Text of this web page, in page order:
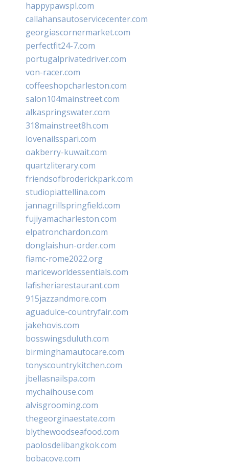
happypawspl.com
callahansautoservicecenter.com
georgiascornermarket.com
perfectfit24-7.com
portugalprivatedriver.com
von-racer.com
coffeeshopcharleston.com
salon104mainstreet.com
alkaspringswater.com
318mainstreet8h.com
lovenailsspari.com
oakberry-kuwait.com
quartzliterary.com
friendsofbroderickpark.com
studiopiattellina.com
jannagrillspringfield.com
fujiyamacharleston.com
elpatronchardon.com
donglaishun-order.com
fiamc-rome2022.org
mariceworldessentials.com
lafisheriarestaurant.com
915jazzandmore.com
aguadulce-countryfair.com
jakehovis.com
bosswingsduluth.com
birminghamautocare.com
tonyscountrykitchen.com
jbellasnailspa.com
mychaihouse.com
alvisgrooming.com
thegeorginaestate.com
blythewoodseafood.com
paolosdelibangkok.com
bobacove.com